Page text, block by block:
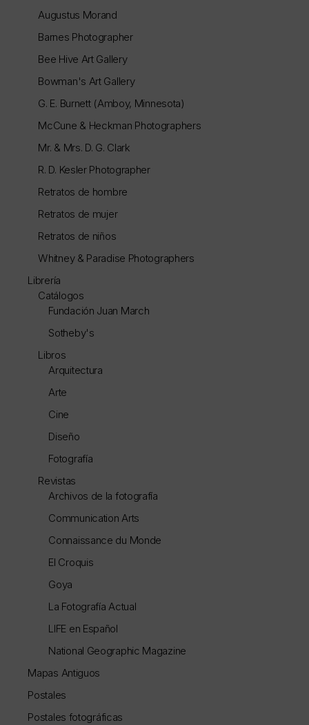
Augustus Morand
Barnes Photographer
Bee Hive Art Gallery
Bowman's Art Gallery
G. E. Burnett (Amboy, Minnesota)
McCune & Heckman Photographers
Mr. & Mrs. D. G. Clark
R. D. Kesler Photographer
Retratos de hombre
Retratos de mujer
Retratos de niños
Whitney & Paradise Photographers
Librería
Catálogos
Fundación Juan March
Sotheby's
Libros
Arquitectura
Arte
Cine
Diseño
Fotografía
Revistas
Archivos de la fotografía
Communication Arts
Connaissance du Monde
El Croquis
Goya
La Fotografía Actual
LIFE en Español
National Geographic Magazine
Mapas Antiguos
Postales
Postales fotográficas